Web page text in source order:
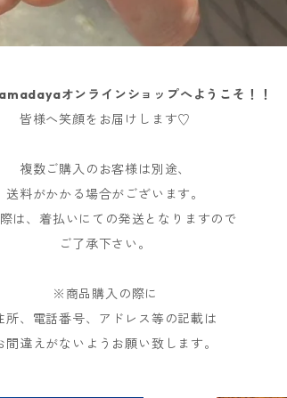
オンラインショップへようこそ！！
皆様へ笑顔をお届けします♡
複数ご購入のお客様は別途、
送料がかかる場合がございます。
は、着払いにての発送となりますので
ご了承下さい。
※商品購入の際に
所、電話番号、アドレス等の記載は
間違えがないようお願い致します。